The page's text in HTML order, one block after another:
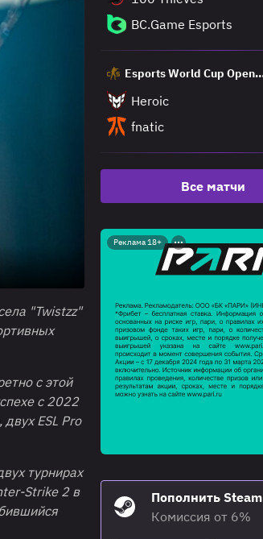
"Twistzz"
с этой
с 2022
ESL Pro
турнирах
Strike 2 в
BC.Game Esports
Esports World Cup Open
Heroic
fnatic
Все матчи
Реклама 18+
Пополнить Steam
Комиссия от 6%